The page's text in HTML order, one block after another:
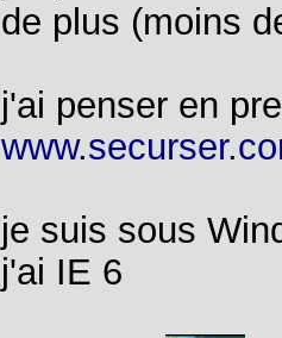
de plus (moins
j'ai penser en
je suis sous
j'ai IE 6